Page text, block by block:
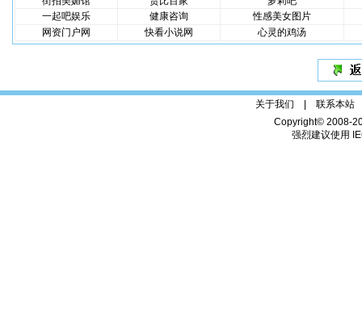
一起吧娱乐
健康咨询
性感美女图片
网资门户网
快看小说网 心灵的鸡汤
关于我们 | 联系本站
Copyright© 2008-
强烈建议使用